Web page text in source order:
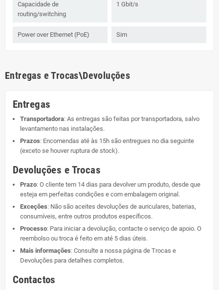
Capacidade de
routing/switching
1 Gbit/s
Power over Ethernet (PoE) Sim
Entregas e Trocas\Devoluções
Entregas
Transportadora: As entregas são feitas por transportadora, salvo
levantamento nas instalações.
Prazos: Encomendas até às 15h são entregues no dia seguinte
(exceto se houver ruptura de stock).
Devoluções e Trocas
Prazo: O cliente tem 14 dias para devolver um produto, desde que
esteja em perfeitas condições e com embalagem original.
Exceções: Não são aceites devoluções de auriculares, baterias,
consumíveis, entre outros produtos específicos.
Processo: Para iniciar a devolução, contacte o serviço de apoio. O
reembolso ou troca é feito em até 5 dias úteis.
Mais informações: Consulte a nossa página de Trocas e
Devoluções para detalhes completos.
Contactos